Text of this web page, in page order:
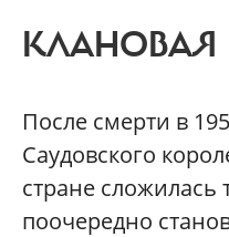
КЛАНОВАЯ
После смерти в
Саудовского
стране
поочередно